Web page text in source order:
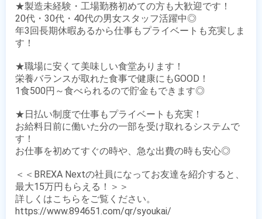
★製造未経験・工場勤務初めての方も大歓迎です！
20代・30代・40代の男女スタッフ活躍中◎
年3回長期休暇あるから仕事もプライベートも充実しま
す！
★職場に安くて美味しい食堂あります！
栄養バランスが取れた食事で健康にもGOOD！
1食500円～食べられるので貯金もできます◎
★日払い制度で仕事もプライベートも充実！
お給料日前に働いた分の一部を受け取れるシステムで
す！
お仕事を初めてすぐの時や、急な出費の時も安心◎
＜＜BREXA Nextの社員になってお友達を紹介すると、
最大15万円もらえる！＞＞
詳しくはこちらをご覧ください。
https://www.894651.com/qr/syoukai/